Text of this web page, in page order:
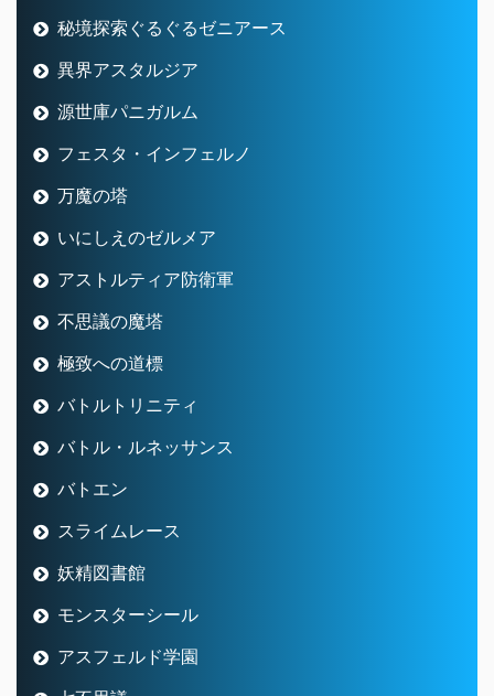
秘境探索ぐるぐるゼニアース
異界アスタルジア
源世庫パニガルム
フェスタ・インフェルノ
万魔の塔
いにしえのゼルメア
アストルティア防衛軍
不思議の魔塔
極致への道標
バトルトリニティ
バトル・ルネッサンス
バトエン
スライムレース
妖精図書館
モンスターシール
アスフェルド学園